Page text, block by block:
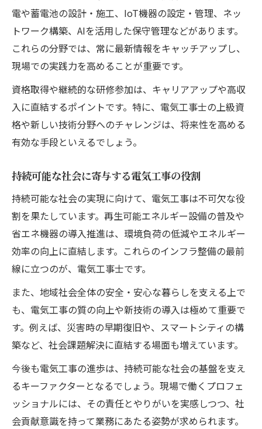
電や蓄電池の設計・施工、IoT機器の設定・管理、ネッ
トワーク構築、AIを活用した保守管理などがあります。
これらの分野では、常に最新情報をキャッチアップし、
現場での実践力を高めることが重要です。
資格取得や継続的な研修参加は、キャリアアップや高収
入に直結するポイントです。特に、電気工事士の上級資
格や新しい技術分野へのチャレンジは、将来性を高める
有効な手段といえるでしょう。
持続可能な社会に寄与する電気工事の役割
持続可能な社会の実現に向けて、電気工事は不可欠な役
割を果たしています。再生可能エネルギー設備の普及や
省エネ機器の導入推進は、環境負荷の低減やエネルギー
効率の向上に直結します。これらのインフラ整備の最前
線に立つのが、電気工事士です。
また、地域社会全体の安全・安心な暮らしを支える上で
も、電気工事の質の向上や新技術の導入は極めて重要で
す。例えば、災害時の早期復旧や、スマートシティの構
築など、社会課題解決に直結する場面も増えています。
今後も電気工事の進歩は、持続可能な社会の基盤を支え
るキーファクターとなるでしょう。現場で働くプロフェ
ッショナルには、その責任とやりがいを実感しつつ、社
会貢献意識を持って業務にあたる姿勢が求められます。